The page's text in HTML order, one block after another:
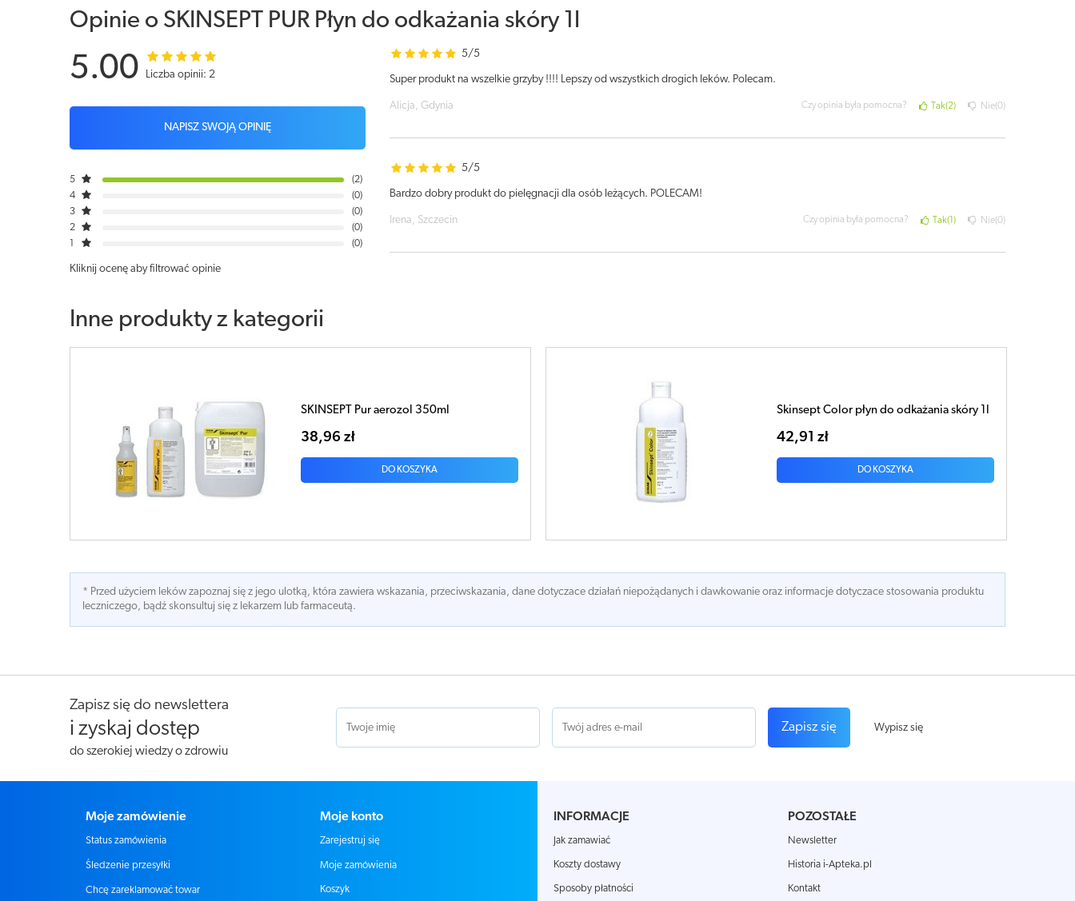
Opinie o SKINSEPT PUR Płyn do odkażania skóry 1l
5.00 Liczba opinii: 2
NAPISZ SWOJĄ OPINIĘ
5
2
4
0
3
0
2
0
0
Kliknij ocenę aby filtrować opinie
5/5
Super produkt na wszelkie grzyby !!!! Lepszy od wszystkich drogich leków. Polecam.
Alicja, Gdynia Czy opinia była pomocna? Tak 2 Nie 0
5/5
Bardzo dobry produkt do pielęgnacji dla osób leżących. POLECAM!
Irena, Szczecin Czy opinia była pomocna? Tak 1 Nie 0
Inne produkty z kategorii
SKINSEPT Pur aerozol 350ml
38,96 zł
DO KOSZYKA
Skinsept Color płyn do odkażania skóry 1l
42,91 zł
DO KOSZYKA
* Przed użyciem leków zapoznaj się z jego ulotką, która zawiera wskazania, przeciwskazania, dane dotyczace działań niepożądanych i dawkowanie oraz informacje dotyczace stosowania produktu
leczniczego, bądź skonsultuj się z lekarzem lub farmaceutą.
Zapisz się do newslettera
i zyskaj dostęp
do szerokiej wiedzy o zdrowiu
Zapisz się Wypisz się
Moje zamówienie
Status zamówienia
Śledzenie przesyłki
Chcę zareklamować towar
Moje konto
Zarejestruj się
Moje zamówienia
Koszyk
INFORMACJE
Jak zamawiać
Koszty dostawy
Sposoby płatności
POZOSTAŁE
Newsletter
Historia i-Apteka.pl
Kontakt